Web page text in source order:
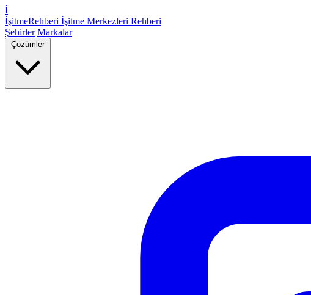
İ
İşitmeRehberi İşitme Merkezleri Rehberi
Şehirler Markalar
Çözümler